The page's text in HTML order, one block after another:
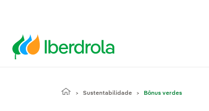
Sustentabilidade Bônus verdes